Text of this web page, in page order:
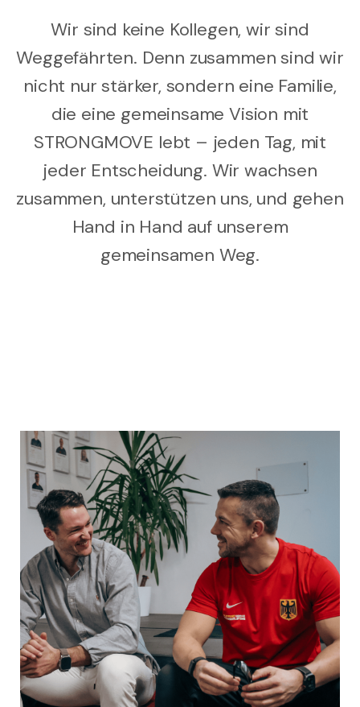
Wir sind keine Kollegen, wir sind
Weggefährten. Denn zusammen sind wir
nicht nur stärker, sondern eine Familie,
die eine gemeinsame Vision mit
STRONGMOVE lebt – jeden Tag, mit
jeder Entscheidung. Wir wachsen
zusammen, unterstützen uns, und gehen
Hand in Hand auf unserem
gemeinsamen Weg.